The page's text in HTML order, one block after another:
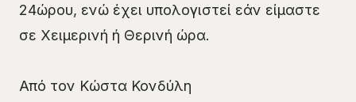
24ώρου, ενώ έχει υπολογιστεί εάν είμαστε
σε Χειμερινή ή Θερινή ώρα.
Από τον Κώστα Κονδύλη